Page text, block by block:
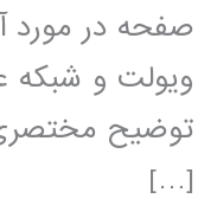
صفحه در
ویولت و شبکه
توضیح
[…]